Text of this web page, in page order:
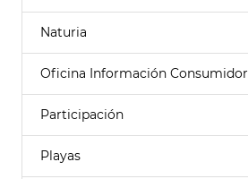
Naturia
Oficina Información Consumidor
Participación
Playas